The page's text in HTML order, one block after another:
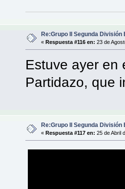
Re:Grupo II Segunda División
«Respuesta #116 en: 23 de
Estuve ayer en
Partidazo, que
Re:Grupo II Segunda División
«Respuesta #117 en: 25 de Abril